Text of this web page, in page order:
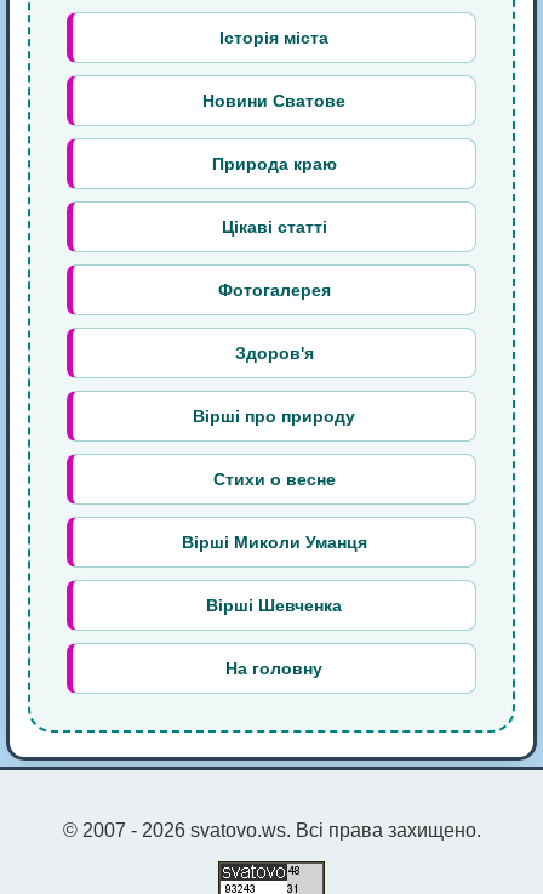
Історія міста
Новини Сватове
Природа краю
Цікаві статті
Фотогалерея
Здоров'я
Вірші про природу
Стихи о весне
Вірші Миколи Уманця
Вірші Шевченка
На головну
© 2007 - 2026 svatovo.ws. Всі права захищено.